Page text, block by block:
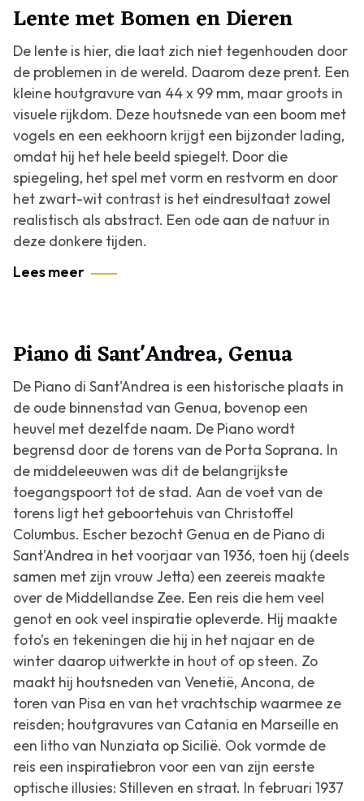
Lente met Bomen en Dieren
De lente is hier, die laat zich niet tegenhouden door
de problemen in de wereld. Daarom deze prent. Een
kleine houtgravure van 44 x 99 mm, maar groots in
visuele rijkdom. Deze houtsnede van een boom met
vogels en een eekhoorn krijgt een bijzonder lading,
omdat hij het hele beeld spiegelt. Door die
spiegeling, het spel met vorm en restvorm en door
het zwart-wit contrast is het eindresultaat zowel
realistisch als abstract. Een ode aan de natuur in
deze donkere tijden.
Lees meer
Piano di Sant'Andrea, Genua
De Piano di Sant'Andrea is een historische plaats in
de oude binnenstad van Genua, bovenop een
heuvel met dezelfde naam. De Piano wordt
begrensd door de torens van de Porta Soprana. In
de middeleeuwen was dit de belangrijkste
toegangspoort tot de stad. Aan de voet van de
torens ligt het geboortehuis van Christoffel
Columbus. Escher bezocht Genua en de Piano di
Sant'Andrea in het voorjaar van 1936, toen hij (deels
samen met zijn vrouw Jetta) een zeereis maakte
over de Middellandse Zee. Een reis die hem veel
genot en ook veel inspiratie opleverde. Hij maakte
foto's en tekeningen die hij in het najaar en de
winter daarop uitwerkte in hout of op steen. Zo
maakt hij houtsneden van Venetië, Ancona, de
toren van Pisa en van het vrachtschip waarmee ze
reisden; houtgravures van Catania en Marseille en
een litho van Nunziata op Sicilië. Ook vormde de
reis een inspiratiebron voor een van zijn eerste
optische illusies: Stilleven en straat. In februari 1937